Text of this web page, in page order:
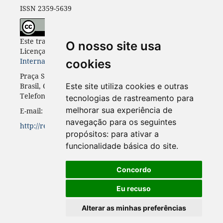
O nosso site usa
cookies
Este site utiliza cookies e outras
tecnologias de rastreamento para
melhorar sua experiência de
navegação para os seguintes
propósitos: para ativar a
funcionalidade básica do site.
Concordo
Eu recuso
Alterar as minhas preferências
ISSN 2359-5639
Este trabalho está licenciado com uma
Licença
Creative Commons - Atribuição 4.0
Internacional
.
Praça Santos Andrade, n. 50, 3º andar, Curitiba-PR,
Brasil, CEP 80.020-300
Telefone: +55 41 3352-0716
E-mail: rinc.ufpr@gmail.com
http://revistas.ufpr.br/rinc